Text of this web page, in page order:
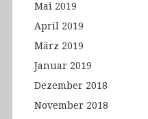
Mai 2019
April 2019
März 2019
Januar 2019
Dezember 2018
November 2018